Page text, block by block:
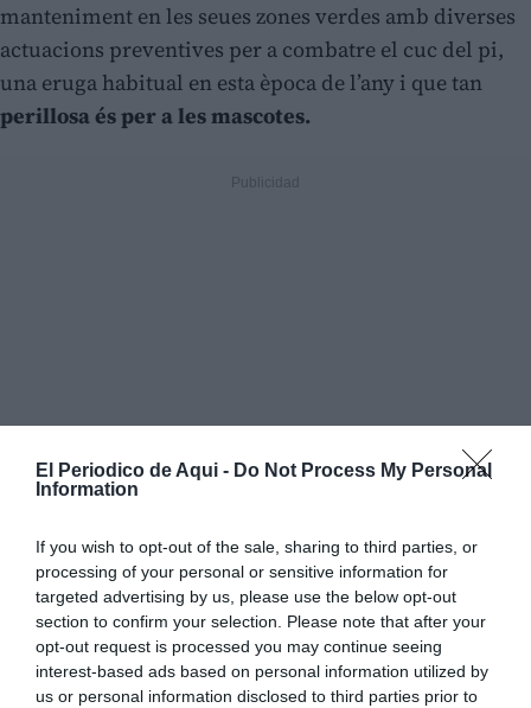
El Periodico de Aqui - Do Not Process My Personal
Information
If you wish to opt-out of the sale, sharing to third parties, or
processing of your personal or sensitive information for
targeted advertising by us, please use the below opt-out
section to confirm your selection. Please note that after your
opt-out request is processed you may continue seeing
interest-based ads based on personal information utilized by
us or personal information disclosed to third parties prior to
manteniment en les seues zones verdes amb diverses
actuacions preventives per a combatre el cuc del pi,
una eruga habitual en esta època de l’any i que tan
perillosa és per a les mascotes.